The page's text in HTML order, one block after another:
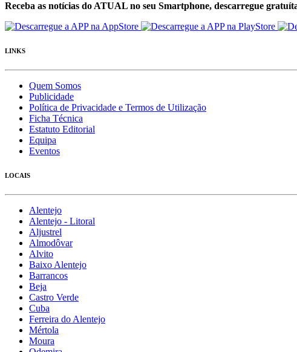
Receba as notícias do ATUAL no seu Smartphone, descarregue
LINKS
Quem Somos
Publicidade
Política de Privacidade e Termos de Utilização
Ficha Técnica
Estatuto Editorial
Equipa
Eventos
LOCAIS
Alentejo
Alentejo - Litoral
Aljustrel
Almodôvar
Alvito
Baixo Alentejo
Barrancos
Beja
Castro Verde
Cuba
Ferreira do Alentejo
Mértola
Moura